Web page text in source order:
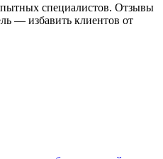
специалистов. Отзывы
— избавить клиентов от